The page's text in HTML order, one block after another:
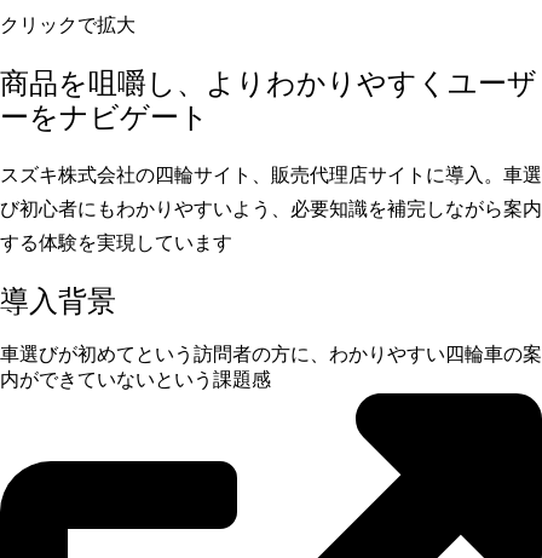
クリックで拡大
商品を咀嚼し、よりわかりやすくユーザ
ーをナビゲート
スズキ株式会社の四輪サイト、販売代理店サイトに導入。車選
び初心者にもわかりやすいよう、必要知識を補完しながら案内
する体験を実現しています
導入背景
車選びが初めてという訪問者の方に、わかりやすい四輪車の案
内ができていないという課題感